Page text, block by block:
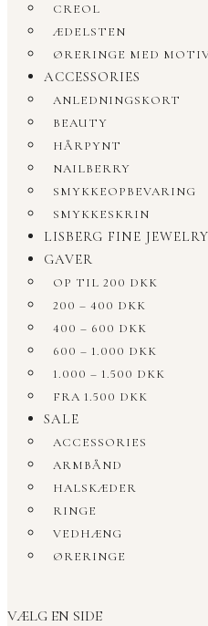
CREOL
ÆDELSTEN
ØRERINGE MED
ACCESSORIES
ANLEDNINGSKORT
BEAUTY
HÅRPYNT
NAILBERRY
SMYKKEOPBEVARING
SMYKKESKRIN
LISBERG FINE JEWELRY
GAVER
OP TIL 200 DKK
200 – 400 DKK
400 – 600 DKK
600 – 1.000 DKK
1.000 – 1.500 DKK
FRA 1.500 DKK
SALE
ACCESSORIES
ARMBÅND
HALSKÆDER
RINGE
VEDHÆNG
ØRERINGE
VÆLG EN SIDE